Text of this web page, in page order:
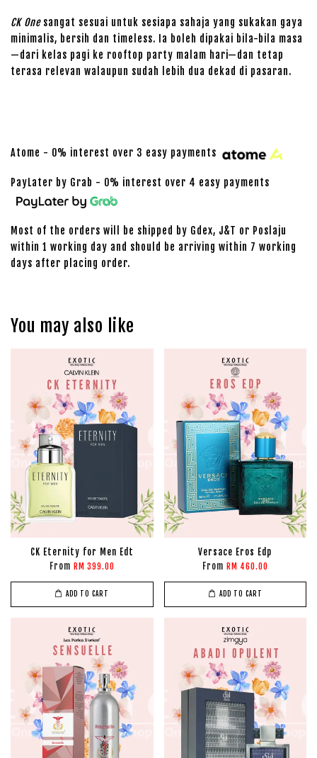
CK Onesangat sesuai untuk sesiapa sahaja yang sukakan gaya
minimalis, bersih dan timeless. Ia boleh dipakai bila-bila masa
—dari kelas pagi ke rooftop party malam hari—dan tetap
terasa relevan walaupun sudah lebih dua dekad di pasaran.
Atome - 0% interest over 3 easy payments
PayLater by Grab - 0% interest over 4 easy payments
Most of the orders will be shipped by Gdex, J&T or Poslaju
within 1 working day and should be arriving within 7 working
days after placing order.
You may also like
CK Eternity for Men Edt
From RM 399.00
ADD TO CART
Versace Eros Edp
From RM 460.00
ADD TO CART